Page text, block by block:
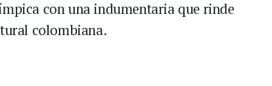
con una indumentaria que rinde
colombiana.